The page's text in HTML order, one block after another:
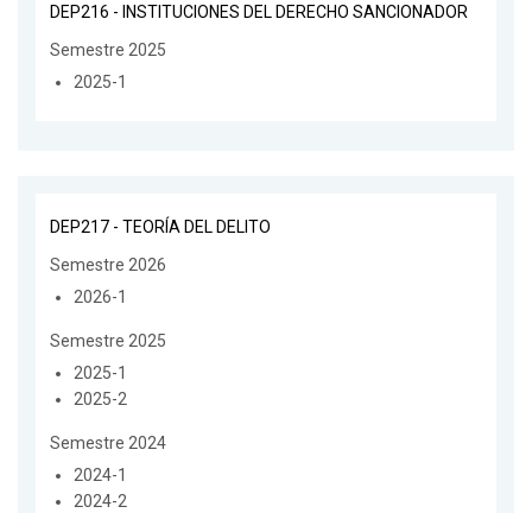
DEP216 - INSTITUCIONES DEL DERECHO SANCIONADOR
Semestre 2025
2025-1
DEP217 - TEORÍA DEL DELITO
Semestre 2026
2026-1
Semestre 2025
2025-1
2025-2
Semestre 2024
2024-1
2024-2